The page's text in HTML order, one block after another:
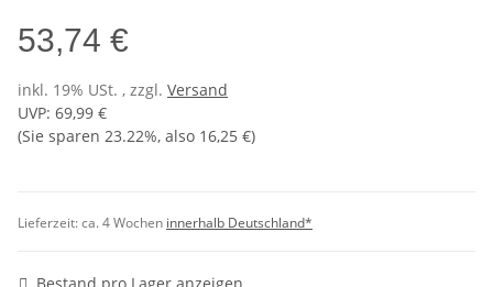
53,74 €
inkl. 19% USt. , zzgl. Versand
UVP: 69,99 €
(Sie sparen 23.22%, also 16,25 €)
Lieferzeit:ca. 4 Wochen innerhalb Deutschland*